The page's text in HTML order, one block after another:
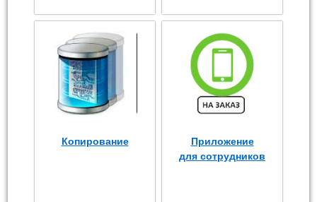
Копирование
Приложение
для сотрудников